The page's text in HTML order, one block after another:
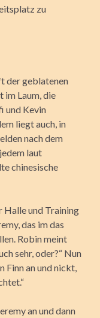
zu
der geblatenen
im Laum, die
und Kevin
liegt auch, in
nach dem
laut
chinesische
Halle und Training
das im das
Robin meint
sehr, oder?“ Nun
Finn an und nickt,
an und dann